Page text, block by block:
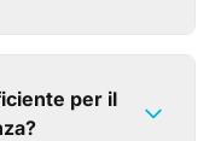
per il